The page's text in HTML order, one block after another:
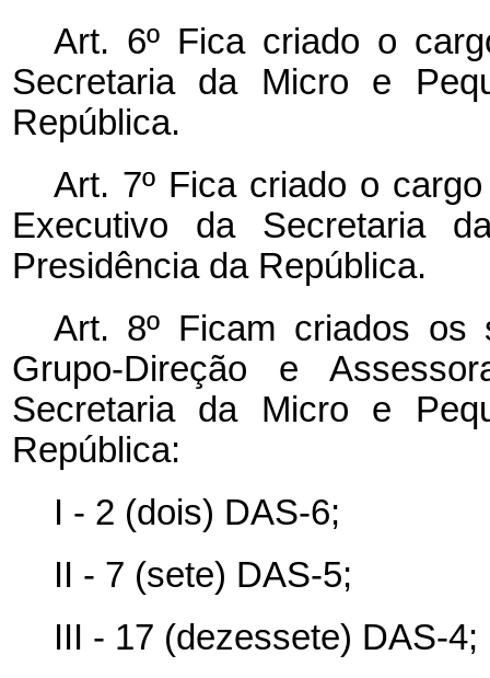
Art. 6º Fica criado o
Secretaria da Micro e
República.
Art. 7º Fica criado o
Executivo da Secretaria
Presidência da República.
Art. 8º Ficam criados os
Grupo-Direção e
Secretaria da Micro e
República:
I - 2 (dois) DAS-6;
II - 7 (sete) DAS-5;
III - 17 (dezessete) DAS-4;